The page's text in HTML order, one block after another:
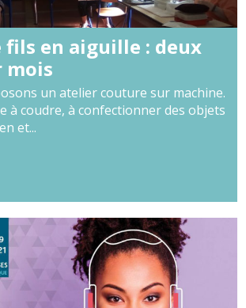
en aiguille : deux
mois
un atelier couture sur machine.
à coudre, à confectionner des objets
et...